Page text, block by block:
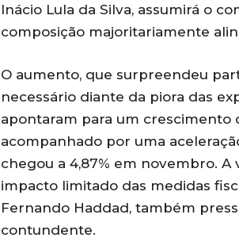
Inácio Lula da Silva, assumirá o
composição majoritariamente
O aumento, que surpreendeu
necessário diante da piora das
apontaram para um crescimento
acompanhado por uma
chegou a 4,87% em novembro. A
impacto limitado das medidas
Fernando Haddad, também
contundente.